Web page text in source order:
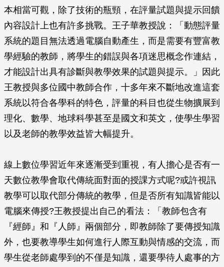
本相當可觀，除了技術的瓶頸，在評量試題與提示回饋
內容設計上也有許多挑戰。王子華教授說：「動態評量
系統的題目無法透過電腦自動產生，而是需要有豐富教
學經驗的教師，將學生的錯誤與各項迷思概念作連結，
才能設計出具有診斷與教學效果的試題與提示。」因此
王教授與多位國中教師合作，十多年來不斷地改進這套
系統以符合各學科的特色，評量的科目也從生物擴展到
理化、數學、地球科學甚至是國文和英文，使學生學習
以及老師的教學效益皆大幅提升。
線上數位學習近年來逐漸受到重視，有人擔心是否有一
天數位教學會取代傳統面對面的授課方式呢?或許視訊
教學可以取代部分傳統的教學，但是否所有知識皆能以
電腦來傳授?王教授提出自己的看法：「教師包含有
『經師』和『人師』兩個部分，即教師除了要傳授知識
外，也要教導學生如何進行人際互動與情感的交流，而
學生從老師處學到的不僅是知識，還要學待人處事的方